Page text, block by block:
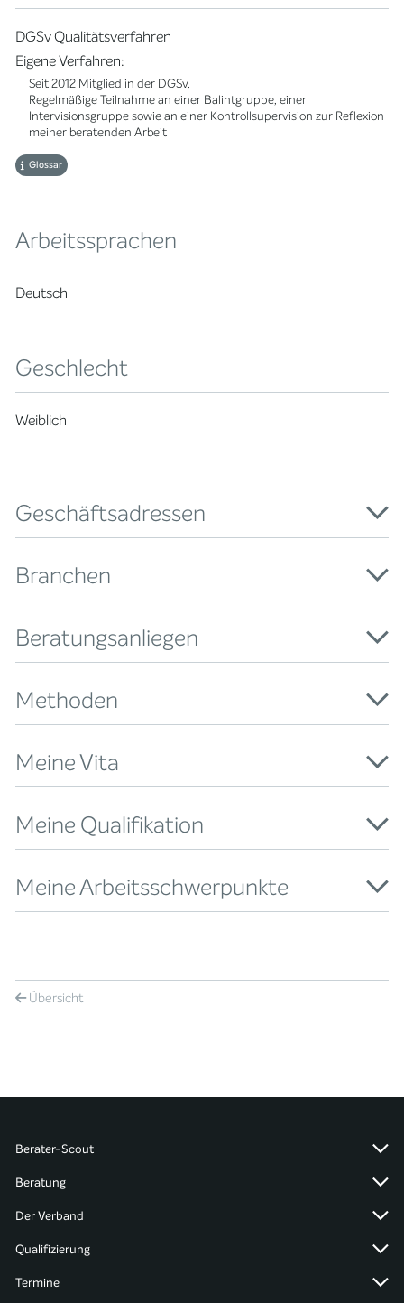
DGSv Qualitätsverfahren
Eigene Verfahren:
Seit 2012 Mitglied in der DGSv,
Regelmäßige Teilnahme an einer Balintgruppe, einer
Intervisionsgruppe sowie an einer Kontrollsupervision zur Reflexion
meiner beratenden Arbeit
Glossar
Arbeitssprachen
Deutsch
Geschlecht
Weiblich
Geschäftsadressen
Branchen
Beratungsanliegen
Methoden
Meine Vita
Meine Qualifikation
Meine Arbeitsschwerpunkte
Übersicht
Berater-Scout
Beratung
Der Verband
Qualifizierung
Termine